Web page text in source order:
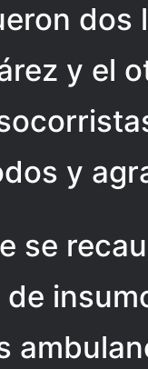
dos
y el
y
se